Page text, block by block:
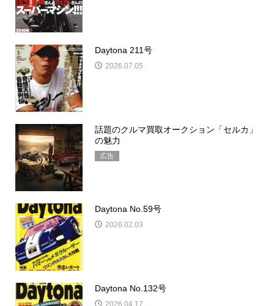
Daytona 211号
2026.07.05
話題のクルマ買取オークション「セルカ」
の魅力
広告
Daytona No.59号
2026.02.03
Daytona No.132号
2026.04.17